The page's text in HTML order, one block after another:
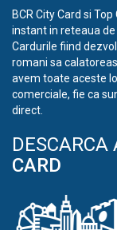
BCR City Card si
instant in reteaua
Cardurile fiind
romani sa
avem toate aceste
comerciale, fie ca
direct.
DESCARCA
CARD